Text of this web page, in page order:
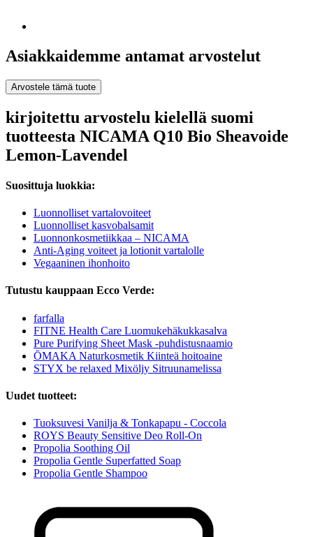
Asiakkaidemme antamat arvostelut
Arvostele tämä tuote
kirjoitettu arvostelu kielellä suomi
tuotteesta NICAMA Q10 Bio Sheavoide
Lemon-Lavendel
Suosittuja luokkia:
Luonnolliset vartalovoiteet
Luonnolliset kasvobalsamit
Luonnonkosmetiikkaa – NICAMA
Anti-Aging voiteet ja lotionit vartalolle
Vegaaninen ihonhoito
Tutustu kauppaan Ecco Verde:
farfalla
FITNE Health Care Luomukehäkukkasalva
Pure Purifying Sheet Mask -puhdistusnaamio
ŌMAKA Naturkosmetik Kiinteä hoitoaine
STYX be relaxed Mixöljy Sitruunamelissa
Uudet tuotteet:
Tuoksuvesi Vanilja & Tonkapapu - Coccola
ROYS Beauty Sensitive Deo Roll-On
Propolia Soothing Oil
Propolia Gentle Superfatted Soap
Propolia Gentle Shampoo